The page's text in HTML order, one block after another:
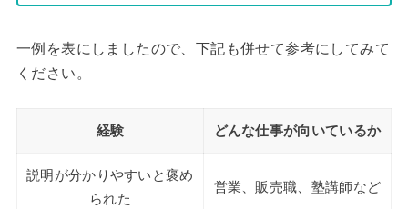
一例を表にしましたので、下記も併せて参考にしてみて
ください。
経験 どんな仕事が向いているか
説明が分かりやすいと褒め
られた
営業、販売職、塾講師など